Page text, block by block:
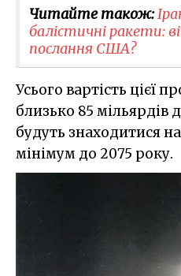
Читайте також:
балістичні ракети:
послання США?
Усього вартість цієї
близько 85 мільярдів
будуть знаходитися
мінімум до 2075 року.